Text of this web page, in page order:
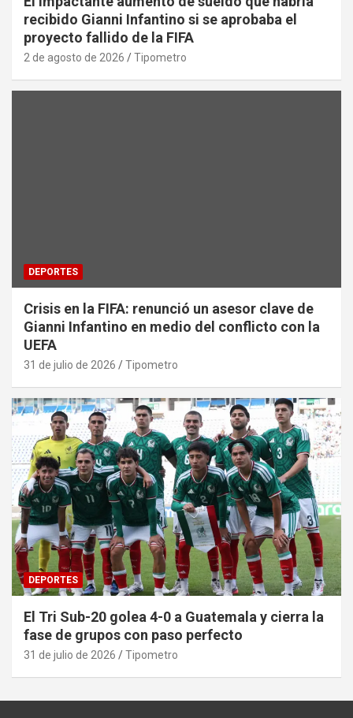
recibido Gianni Infantino si se aprobaba el
proyecto fallido de la FIFA
2 de agosto de 2026 Tipometro
DEPORTES
Crisis en la FIFA: renunció un asesor clave de
Gianni Infantino en medio del conflicto con la
UEFA
31 de julio de 2026 Tipometro
DEPORTES
El Tri Sub-20 golea 4-0 a Guatemala y cierra la
fase de grupos con paso perfecto
31 de julio de 2026 Tipometro